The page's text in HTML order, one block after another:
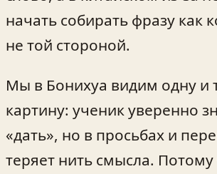
начать собирать фразу как
не той стороной.
Мы в Бонихуа видим одну и
картину: ученик уверенно
«дать», но в просьбах и
теряет нить смысла. Потому